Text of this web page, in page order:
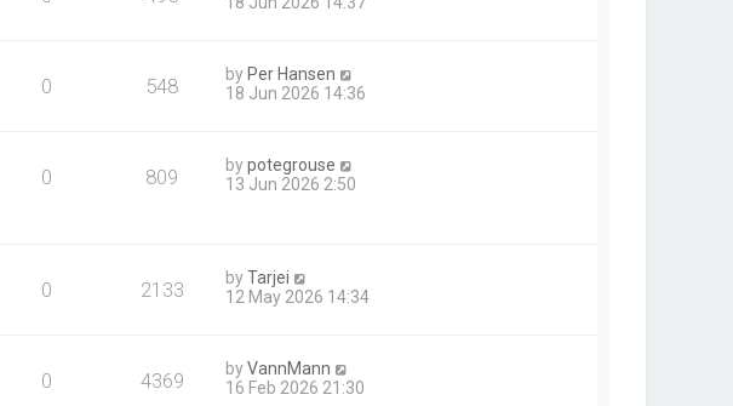
0 548 by Per Hansen
18 Jun 2026 14:36
0 809 bypotegrouse
13 Jun 2026 2:50
0 2133 byTarjei
12 May 2026 14:34
0 4369 byVannMann
16 Feb 2026 21:30